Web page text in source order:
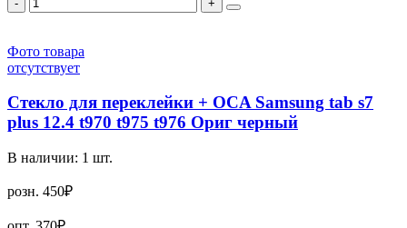
-
+
Фото товара
отсутствует
Стекло для переклейки + OCA Samsung tab s7
plus 12.4 t970 t975 t976 Ориг черный
В наличии: 1 шт.
розн. 450₽